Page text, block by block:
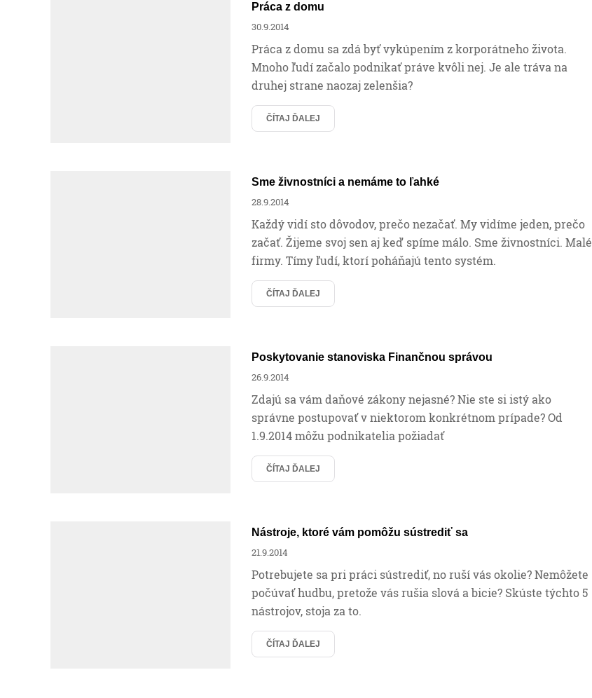
Práca z domu
30.9.2014
Práca z domu sa zdá byť vykúpením z korporátneho života.
Mnoho ľudí začalo podnikať práve kvôli nej. Je ale tráva na
druhej strane naozaj zelenšia?
ČÍTAJ ĎALEJ
Sme živnostníci a nemáme to ľahké
28.9.2014
Každý vidí sto dôvodov, prečo nezačať. My vidíme jeden, prečo
začať. Žijeme svoj sen aj keď spíme málo. Sme živnostníci. Malé
firmy. Tímy ľudí, ktorí poháňajú tento systém.
ČÍTAJ ĎALEJ
Poskytovanie stanoviska Finančnou správou
26.9.2014
Zdajú sa vám daňové zákony nejasné? Nie ste si istý ako
správne postupovať v niektorom konkrétnom prípade? Od
1.9.2014 môžu podnikatelia požiadať
ČÍTAJ ĎALEJ
Nástroje, ktoré vám pomôžu sústrediť sa
21.9.2014
Potrebujete sa pri práci sústrediť, no ruší vás okolie? Nemôžete
počúvať hudbu, pretože vás rušia slová a bicie? Skúste týchto 5
nástrojov, stoja za to.
ČÍTAJ ĎALEJ